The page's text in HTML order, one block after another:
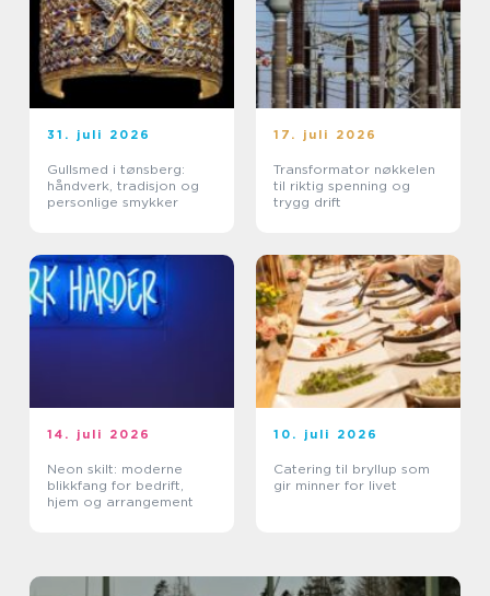
31. juli 2026
Gullsmed i tønsberg:
håndverk, tradisjon og
personlige smykker
17. juli 2026
Transformator nøkkelen
til riktig spenning og
trygg drift
14. juli 2026
Neon skilt: moderne
blikkfang for bedrift,
hjem og arrangement
10. juli 2026
Catering til bryllup som
gir minner for livet